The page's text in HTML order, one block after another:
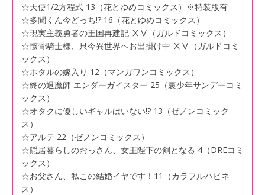
☆天使1/2方程式 13（花とゆめコミックス）※特装版有
☆多聞くん今どっち!? 16（花とゆめコミックス）
☆現実主義勇者の王国再建記 ⅩⅤ（ガルドコミックス）
☆骸骨騎士様、只今異世界へお出掛け中 ⅩⅤ（ガルドコミ
ックス）
☆ホタルの嫁入り 12（マンガワンコミックス）
☆終の退魔師 エンダーガイスター 25（裏少年サンデーコミ
ックス）
☆オタクに優しいギャルはいない!? 13（ゼノンコミック
ス）
☆アルテ 22（ゼノンコミックス）
☆隠居暮らしのおっさん、女王陛下の剣となる 4（DREコミ
ックス）
☆お父さん、私この結婚イヤです！11（カラフルハピネ
ス）